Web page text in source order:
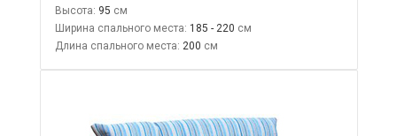
Высота: 95
Ширина спального места: 185 - 220
Длина спального места: 200